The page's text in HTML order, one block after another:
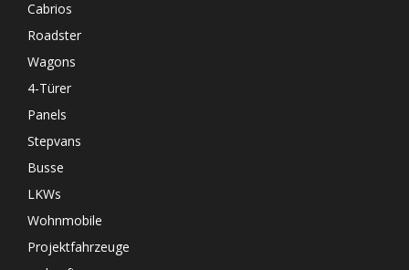
Cabrios
Roadster
Wagons
4-Türer
Panels
Stepvans
Busse
LKWs
Wohnmobile
Projektfahrzeuge